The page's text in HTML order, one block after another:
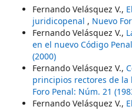
Fernando Velásquez V.,
juridicopenal , Nuevo
Fernando Velásquez V.,
en el nuevo Código Penal
(2000)
Fernando Velásquez V.,
principios rectores de la
Foro Penal: Núm. 21
Fernando Velásquez V.,